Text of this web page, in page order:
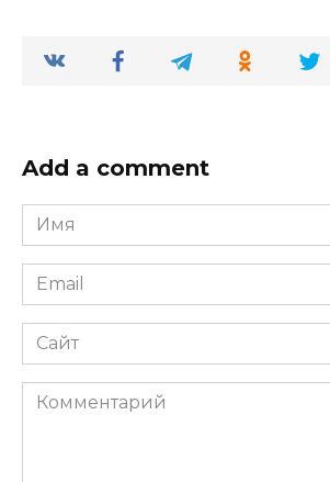
Add a comment
Имя
*
Email
*
Сайт
Комментарий